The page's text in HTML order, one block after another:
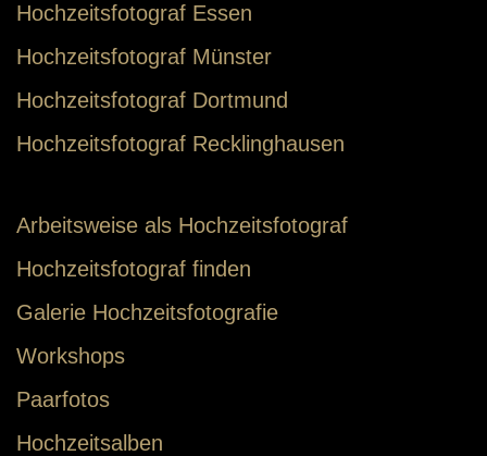
Hochzeitsfotograf Essen
Hochzeitsfotograf Münster
Hochzeitsfotograf Dortmund
Hochzeitsfotograf Recklinghausen
Arbeitsweise als Hochzeitsfotograf
Hochzeitsfotograf finden
Galerie Hochzeitsfotografie
Workshops
Paarfotos
Hochzeitsalben